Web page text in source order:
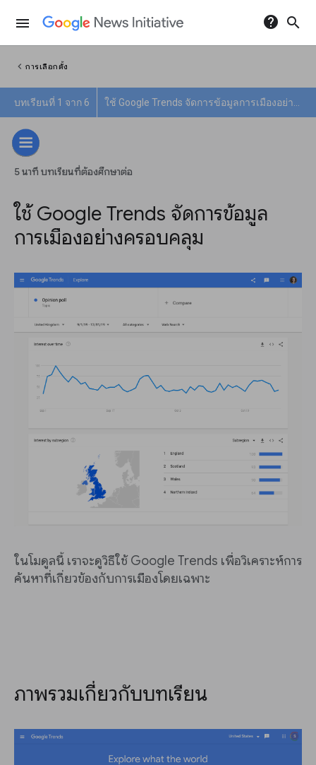
menu help search
chevron_left การเลือกตั้ง
บทเรียนที่ 1 จาก 6
5 นาที บทเรียนที่ต้องศึกษาต่อ
ใช้ Google Trends จัดการข้อมูล
การเมืองอย่างครอบคลุม
ในโมดูลนี้ เราจะดูวิธีใช้ Google Trends เพื่อวิเคราะห์การ
ค้นหาที่เกี่ยวข้องกับการเมืองโดยเฉพาะ
ภาพรวมเกี่ยวกับบทเรียน